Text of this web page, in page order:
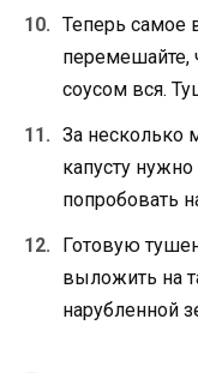
Теперь самое
перемешайте,
соусом вся.
За несколько
капусту
попробовать
Готовую
выложить на
нарубленной